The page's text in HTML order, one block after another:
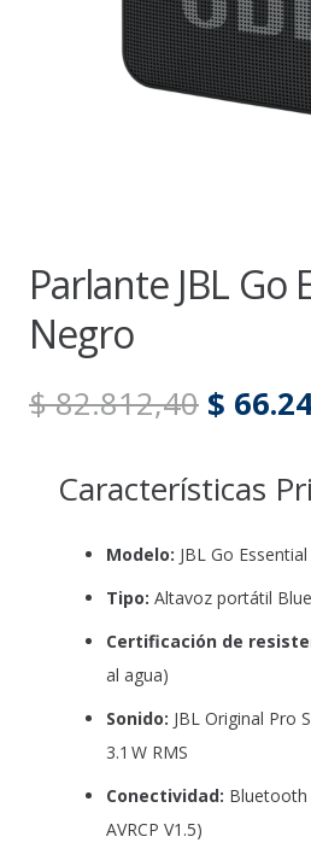
Parlante JBL Go
Negro
$82.812,40 El
original
era:
$
$
Características
Modelo: JBL Go Essential
Tipo: Altavoz portátil
Certificación de
al agua)
Sonido: JBL Original Pro
3.1 W RMS
Conectividad: Bluetooth
AVRCP V1.5)